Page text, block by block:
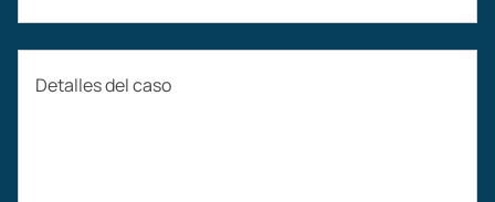
Accidentes automovilísticos
Detalles del caso